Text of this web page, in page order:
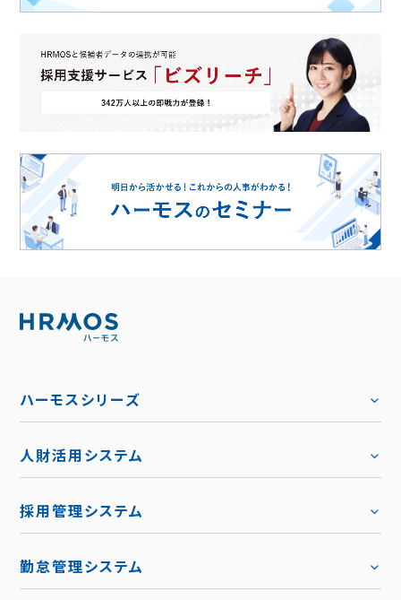
ハーモスシリーズ
人財活用システム
採用管理システム
勤怠管理システム